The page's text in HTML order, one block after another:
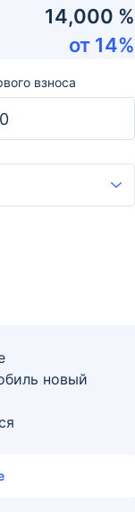
14,000 %
от 14%
новый
взноса